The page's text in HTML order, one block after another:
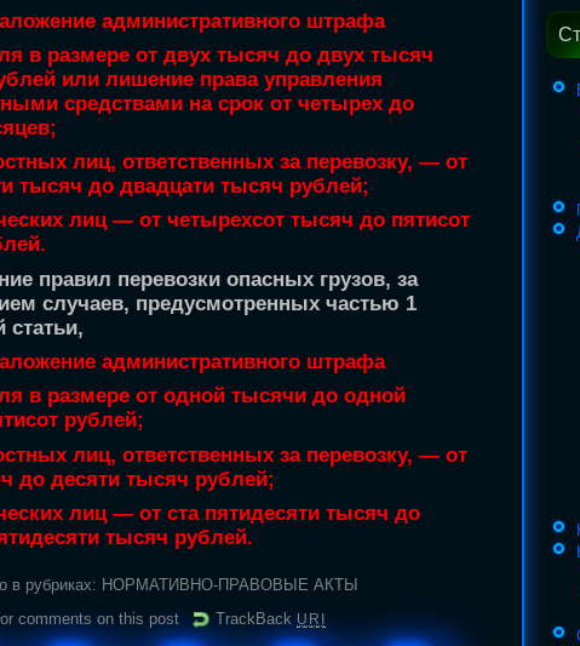
административного штрафа
в размере от двух тысяч до двух тысяч
или лишение права управления
средствами на срок от четырех до
лиц, ответственных за перевозку, — от
тысяч до двадцати тысяч рублей;
лиц — от четырехсот тысяч до пятисот
правил перевозки опасных грузов, за
случаев, предусмотренных частью 1
статьи,
административного штрафа
в размере от одной тысячи до одной
рублей;
лиц, ответственных за перевозку, — от
до десяти тысяч рублей;
лиц — от ста пятидесяти тысяч до
тысяч рублей.
в рубриках: НОРМАТИВНО-ПРАВОВЫЕ АКТЫ
comments on this post TrackBack URI